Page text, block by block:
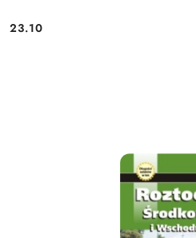
Cena:
23.10